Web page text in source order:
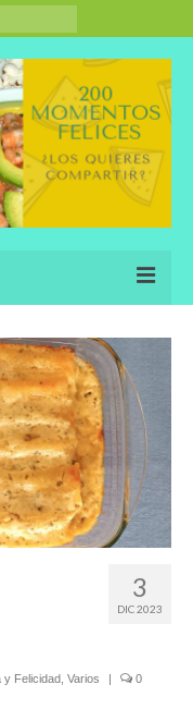
3
DIC 2023
y Felicidad Varios | 0